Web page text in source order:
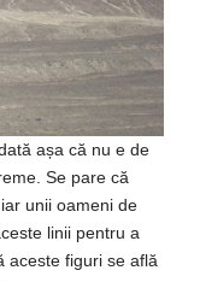
așa că nu e de
Se pare că
unii oameni de
linii pentru a
aceste figuri se află